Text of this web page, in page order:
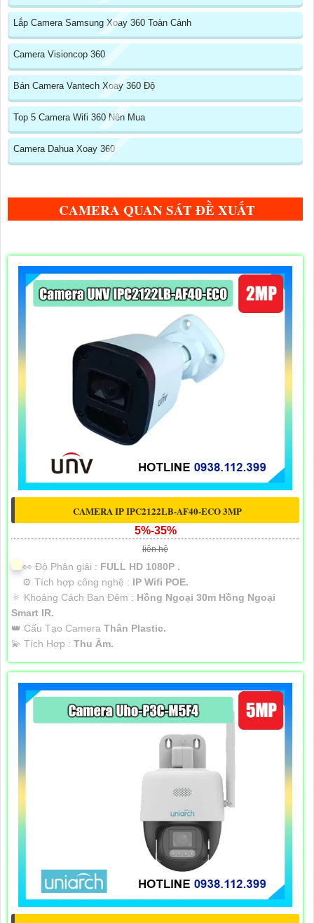
Lắp Camera Samsung Xoay 360 Toàn Cảnh
Camera Visioncop 360
Bán Camera Vantech Xoay 360 Độ
Top 5 Camera Wifi 360 Nên Mua
Camera Dahua Xoay 360
CAMERA QUAN SÁT ĐỀ XUẤT
CAMERA IP IPC2122LB-AF40-ECO 3MP
5%-35%
liên hệ
️👀 Độ Phân giải : FULL HD 1080P .
⚙ Tích hợp công nghệ : IP Wifi POE.
🔅 Khoảng Cách Ban Đêm : Hồng Ngoại 30m Hồng Ngoại
Smart IR.
👑 Cấu Tạo Camera Thân Plastic.
️💫 Tích Hợp : Thu Âm.